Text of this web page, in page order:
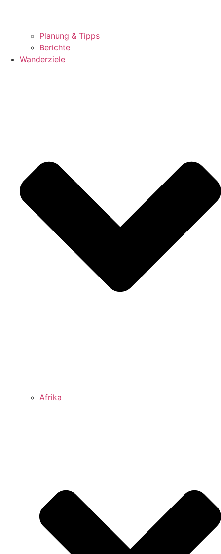
Planung & Tipps
Berichte
Wanderziele
Afrika